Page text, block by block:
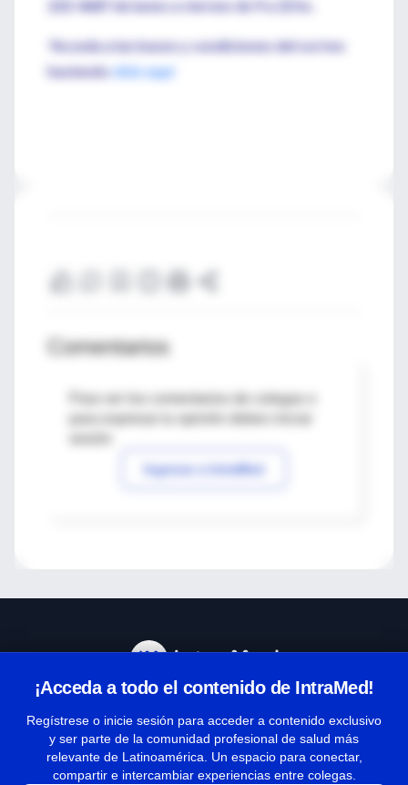
222-4687 de lunes a viernes de 9 a 22 hs.
*Acceda a las bases y condiciones del sorteo
haciendoclick aquí
Comentarios
Para ver los comentarios de colegas o
Ingresar a IntraMed
¡Acceda a todo el contenido de IntraMed!
Regístrese o inicie sesión para acceder a contenido exclusivo
y ser parte de la comunidad profesional de salud más
relevante de Latinoamérica. Un espacio para conectar,
compartir e intercambiar experiencias entre colegas.
Términos y condiciones